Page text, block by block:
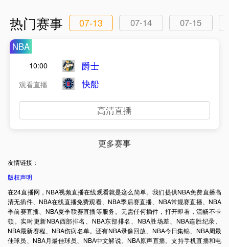
热门赛事 07-13 07-14
07-15
NBA
10:00
观看直播
爵士
快船
高清直播
更多赛事
友情链接：
版权声明
在24直播网，NBA视频直播在线观看就是这么简单。我们提供NBA免费直播高
清无插件、NBA在线直播免费观看、NBA季后赛直播、NBA常规赛直播、NBA
季前赛直播、NBA夏季联赛直播等服务。无需任何插件，打开即看，流畅不卡
顿。实时更新NBA西部排名、NBA东部排名、NBA胜场差、NBA连胜纪录、
NBA最新赛程、NBA伤病名单。还有NBA录像回放、NBA今日集锦、NBA周最
佳球员、NBA月最佳球员、NBA中文解说、NBA原声直播。支持手机直播和电